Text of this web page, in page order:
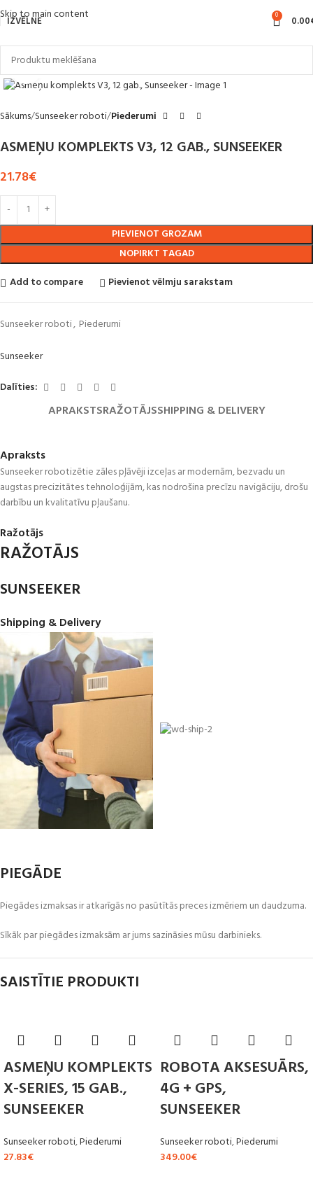
Skip to main content
IZVĒLNE 0 0.00
Sākums Sunseeker roboti Piederumi
ASMEŅU KOMPLEKTS V3, 12 GAB., SUNSEEKER
21.78€
PIEVIENOT GROZAM
NOPIRKT TAGAD
Add to compare
Pievienot vēlmju sarakstam
Sunseeker roboti, Piederumi
Sunseeker
Dalīties:
APRAKSTSRAŽOTĀJSSHIPPING & DELIVERY
Apraksts
Sunseeker robotizētie zāles pļāvēji izceļas ar modernām, bezvadu un
augstas precizitātes tehnoloģijām, kas nodrošina precīzu navigāciju, drošu
darbību un kvalitatīvu pļaušanu.
Ražotājs
RAŽOTĀJS
SUNSEEKER
Shipping & Delivery
PIEGĀDE
Piegādes izmaksas ir atkarīgās no pasūtītās preces izmēriem un daudzuma.
Sīkāk par piegādes izmaksām ar jums sazināsies mūsu darbinieks.
SAISTĪTIE PRODUKTI
ASMEŅU KOMPLEKTS
X-SERIES, 15 GAB.,
SUNSEEKER
Sunseeker roboti,Piederumi
27.83€
ROBOTA AKSESUĀRS,
4G + GPS,
SUNSEEKER
Sunseeker roboti,Piederumi
349.00€